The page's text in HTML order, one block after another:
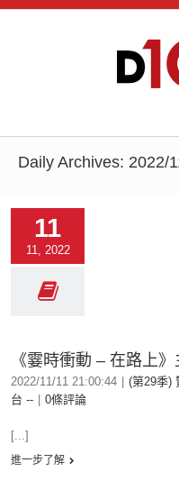
Daily Archives: 2022/
11
11, 2022
《霎時衝動 – 在路上
2022/11/11 21:00:44 (第29季)
台 --
0條評論
[...]
進一步了解